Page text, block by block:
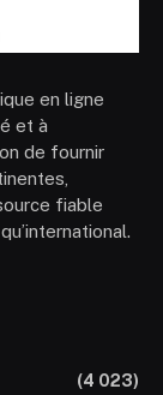
en ligne
et à
de fournir
fiable
(4 023)